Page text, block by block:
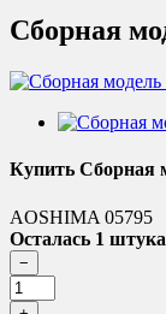
Сборная
Купить Сборная
AOSHIMA 05795
Осталась 1 штука